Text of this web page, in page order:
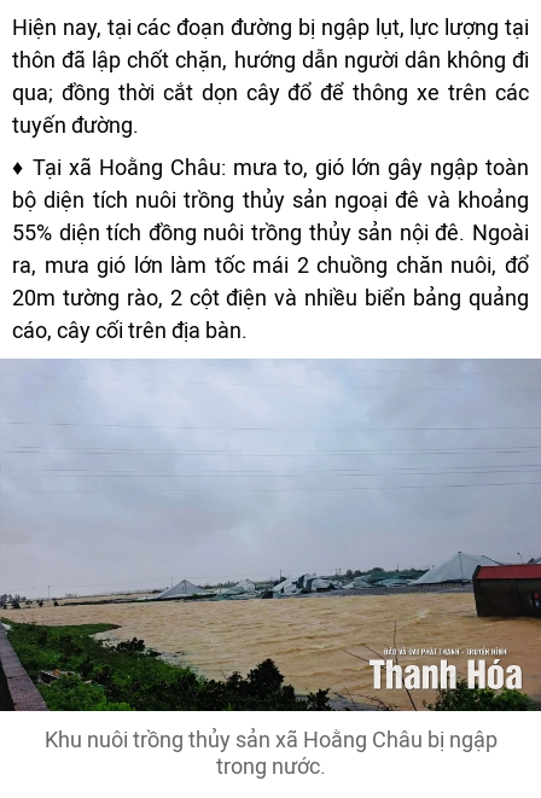
Hiện nay, tại các đoạn đường bị ngập lụt, lực lượng tại
thôn đã lập chốt chặn, hướng dẫn người dân không đi
qua; đồng thời cắt dọn cây đổ để thông xe trên các
tuyến đường.
♦ Tại xã Hoằng Châu: mưa to, gió lớn gây ngập toàn
bộ diện tích nuôi trồng thủy sản ngoại đê và khoảng
55% diện tích đồng nuôi trồng thủy sản nội đê. Ngoài
ra, mưa gió lớn làm tốc mái 2 chuồng chăn nuôi, đổ
20m tường rào, 2 cột điện và nhiều biển bảng quảng
cáo, cây cối trên địa bàn.
Khu nuôi trồng thủy sản xã Hoằng Châu bị ngập
trong nước.